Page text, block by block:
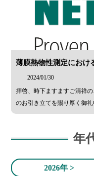
薄膜熱物性測定におけ
2024/01/30
拝啓、時下ますますご清祥
のお引き立てを賜り厚く御
年
2026年 >